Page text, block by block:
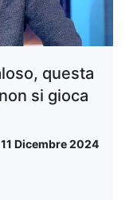
questa
si gioca
11 Dicembre 2024